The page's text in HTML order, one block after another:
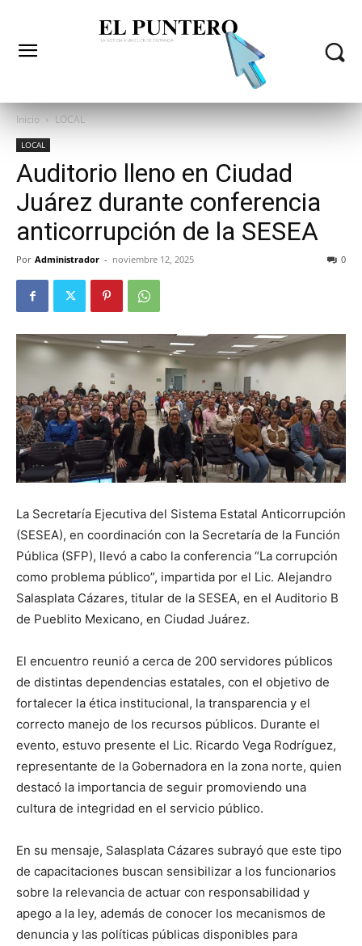
Inicio LOCAL
LOCAL
Auditorio lleno en Ciudad
Juárez durante conferencia
anticorrupción de la SESEA
Por Administrador - noviembre 12, 2025 0
La Secretaría Ejecutiva del Sistema Estatal Anticorrupción
(SESEA), en coordinación con la Secretaría de la Función
Pública (SFP), llevó a cabo la conferencia “La corrupción
como problema público”, impartida por el Lic. Alejandro
Salasplata Cázares, titular de la SESEA, en el Auditorio B
de Pueblito Mexicano, en Ciudad Juárez.
El encuentro reunió a cerca de 200 servidores públicos
de distintas dependencias estatales, con el objetivo de
fortalecer la ética institucional, la transparencia y el
correcto manejo de los recursos públicos. Durante el
evento, estuvo presente el Lic. Ricardo Vega Rodríguez,
representante de la Gobernadora en la zona norte, quien
destacó la importancia de seguir promoviendo una
cultura de integridad en el servicio público.
En su mensaje, Salasplata Cázares subrayó que este tipo
de capacitaciones buscan sensibilizar a los funcionarios
sobre la relevancia de actuar con responsabilidad y
apego a la ley, además de conocer los mecanismos de
denuncia y las políticas públicas disponibles para